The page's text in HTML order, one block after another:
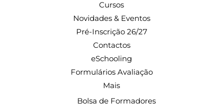
Cursos
Novidades & Eventos
Pré-Inscrição 26/27
Contactos
eSchooling
Formulários Avaliação
Mais
Bolsa de Formadores